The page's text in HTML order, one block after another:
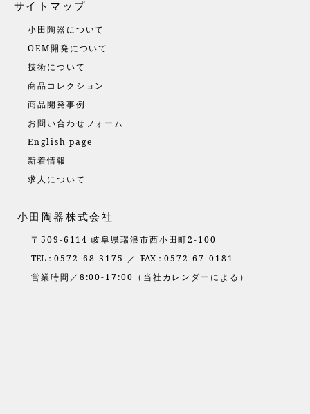
サイトマップ
小田陶器について
OEM開発について
技術について
商品コレクション
商品開発事例
お問い合わせフォーム
English page
新着情報
求人について
小田陶器株式会社
〒509-6114 岐阜県瑞浪市西小田町2-100
TEL： 0572-68-3175 ／ FAX： 0572-67-0181
営業時間／8:00-17:00（当社カレンダーによる）